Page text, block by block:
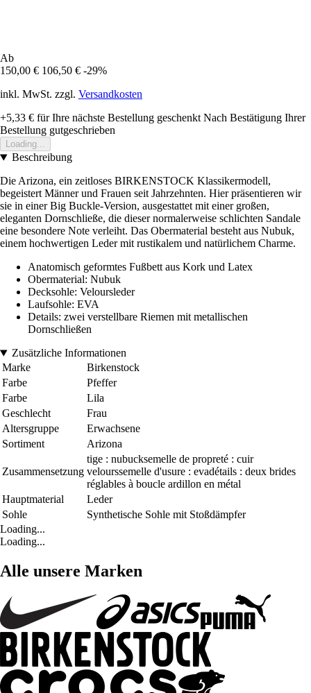
Ab
150,00 € 106,50 € -29%
inkl. MwSt. zzgl. Versandkosten
+5,33 € für Ihre nächste Bestellung geschenkt Nach Bestätigung Ihrer
Bestellung gutgeschrieben
Loading...
Beschreibung
Die Arizona, ein zeitloses BIRKENSTOCK Klassikermodell,
begeistert Männer und Frauen seit Jahrzehnten. Hier präsentieren wir
sie in einer Big Buckle-Version, ausgestattet mit einer großen,
eleganten Dornschließe, die dieser normalerweise schlichten Sandale
eine besondere Note verleiht. Das Obermaterial besteht aus Nubuk,
einem hochwertigen Leder mit rustikalem und natürlichem Charme.
Anatomisch geformtes Fußbett aus Kork und Latex
Obermaterial: Nubuk
Decksohle: Veloursleder
Laufsohle: EVA
Details: zwei verstellbare Riemen mit metallischen
Dornschließen
Zusätzliche Informationen
Marke
Birkenstock
Farbe
Pfeffer
Farbe
Lila
Geschlecht
Frau
Altersgruppe
Erwachsene
Sortiment
Arizona
Zusammensetzung
tige : nubucksemelle de propreté : cuir
velourssemelle d'usure : evadétails : deux brides
réglables à boucle ardillon en métal
Hauptmaterial
Leder
Sohle
Synthetische Sohle mit Stoßdämpfer
Loading...
Loading...
Alle unsere Marken